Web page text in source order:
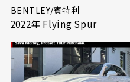
BENTLEY/賓特利
2022年 Flying Spur